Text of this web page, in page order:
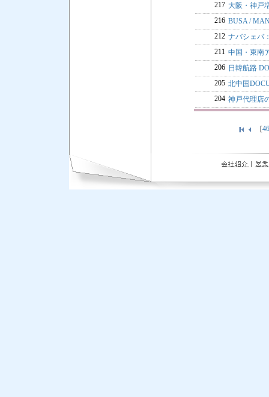
217 大阪・神戸
216 BUSA /
212 ナバシェバ
211 中国・東南
206 日韓航路
205 北中国
204 神戸代理店
[46